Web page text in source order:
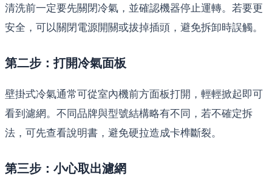
清洗前一定要先關閉冷氣，並確認機器停止運轉。若要更
安全，可以關閉電源開關或拔掉插頭，避免拆卸時誤觸。
第二步：打開冷氣面板
壁掛式冷氣通常可從室內機前方面板打開，輕輕掀起即可
看到濾網。不同品牌與型號結構略有不同，若不確定拆
法，可先查看說明書，避免硬拉造成卡榫斷裂。
第三步：小心取出濾網